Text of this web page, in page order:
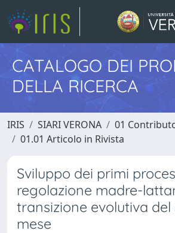
CATALOGO DEI
DELLA RICERCA
IRIS SIARI VERONA
01
01.01 Articolo in Rivista
Sviluppo dei primi
regolazione madre-
transizione evolutiva del
mese